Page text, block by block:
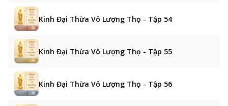
Kinh Đại Thừa Vô Lượng Thọ - Tập 54
Kinh Đại Thừa Vô Lượng Thọ - Tập 55
Kinh Đại Thừa Vô Lượng Thọ - Tập 56